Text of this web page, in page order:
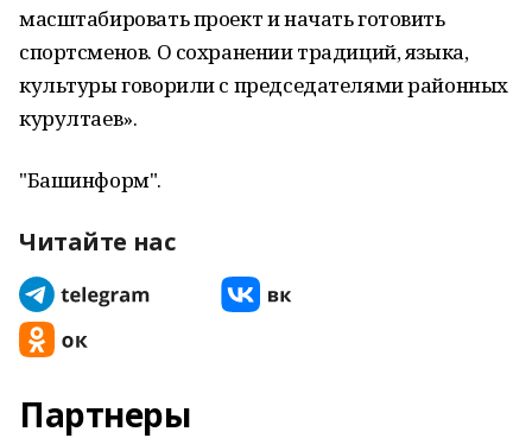
масштабировать проект и начать готовить
спортсменов. О сохранении традиций, языка,
культуры говорили с председателями районных
курултаев».
"Башинформ".
Читайте нас
Партнеры